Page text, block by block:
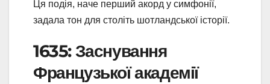
Ця подія, наче перший акорд у симфонії,
задала тон для століть шотландської історії.
1635: Заснування
Французької академії